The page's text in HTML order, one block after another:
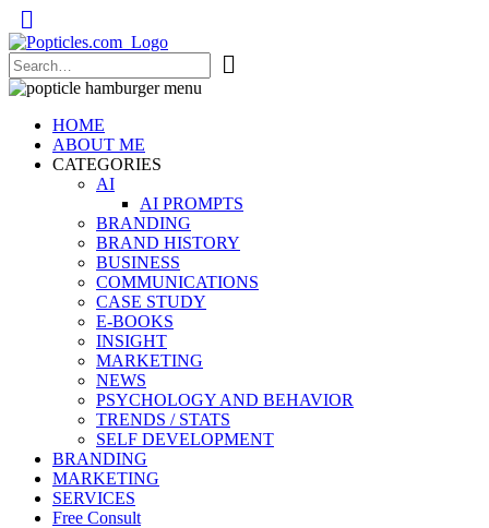
Popticles.com
HOME
ABOUT ME
CATEGORIES
AI
AI PROMPTS
BRANDING
BRAND HISTORY
BUSINESS
COMMUNICATIONS
CASE STUDY
E-BOOKS
INSIGHT
MARKETING
NEWS
PSYCHOLOGY AND BEHAVIOR
TRENDS / STATS
SELF DEVELOPMENT
BRANDING
MARKETING
SERVICES
Free Consult